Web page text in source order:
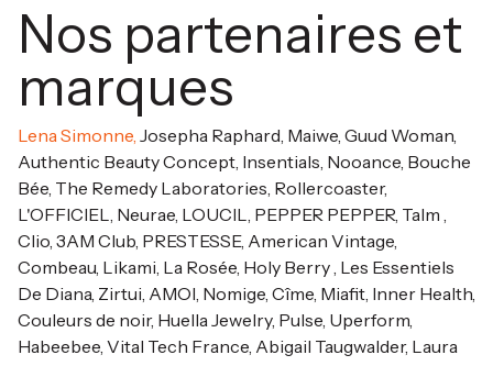
Nos partenaires et
marques
Lena Simonne, Josepha Raphard, Maiwe, Guud Woman,
Authentic Beauty Concept, Insentials, Nooance, Bouche
Bée, The Remedy Laboratories, Rollercoaster,
L'OFFICIEL, Neurae, LOUCIL, PEPPER PEPPER, Talm ,
Clio, 3AM Club, PRESTESSE, American Vintage,
Combeau, Likami, La Rosée, Holy Berry , Les Essentiels
De Diana, Zirtui, AMOI, Nomige, Cîme, Miafit, Inner Health,
Couleurs de noir, Huella Jewelry, Pulse, Uperform,
Habeebee, Vital Tech France, Abigail Taugwalder, Laura